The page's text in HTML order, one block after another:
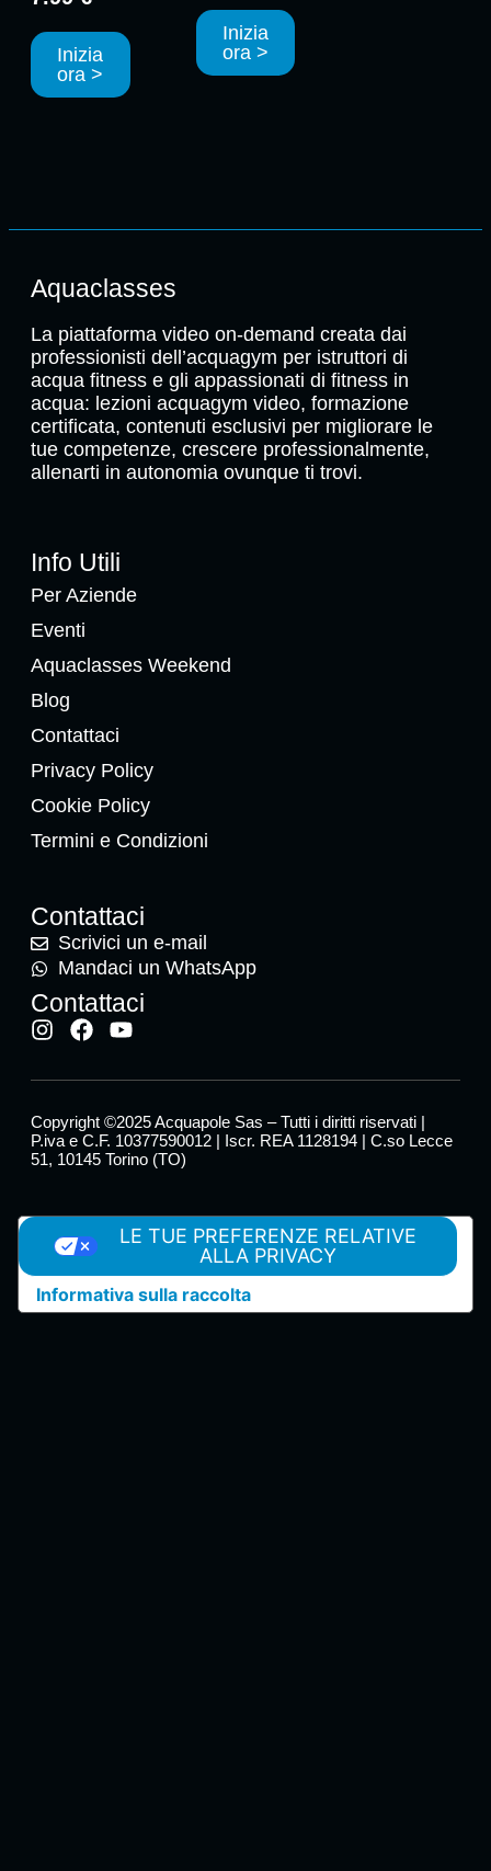
Inizia
ora >
Inizia
ora >
Aquaclasses
La piattaforma video on-demand creata dai
professionisti dell’acquagym per istruttori di
acqua fitness e gli appassionati di fitness in
acqua: lezioni acquagym video, formazione
certificata, contenuti esclusivi per migliorare le
tue competenze, crescere professionalmente,
allenarti in autonomia ovunque ti trovi.
Info Utili
Per Aziende
Eventi
Aquaclasses Weekend
Blog
Contattaci
Privacy Policy
Cookie Policy
Termini e Condizioni
Contattaci
Scrivici un e-mail
Mandaci un WhatsApp
Contattaci
Copyright ©2025 Acquapole Sas – Tutti i diritti riservati |
P.iva e C.F. 10377590012 | Iscr. REA 1128194 | C.so Lecce
51, 10145 Torino (TO)
Informativa sulla raccolta
LE TUE PREFERENZE RELATIVE
ALLA PRIVACY